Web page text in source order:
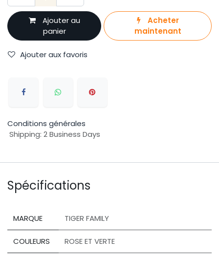
Ajouter au
panier
Acheter
maintenant
Ajouter aux favoris
Conditions générales
Shipping: 2 Business Days
Spécifications
MARQUE TIGER FAMILY
COULEURS ROSE ET VERTE